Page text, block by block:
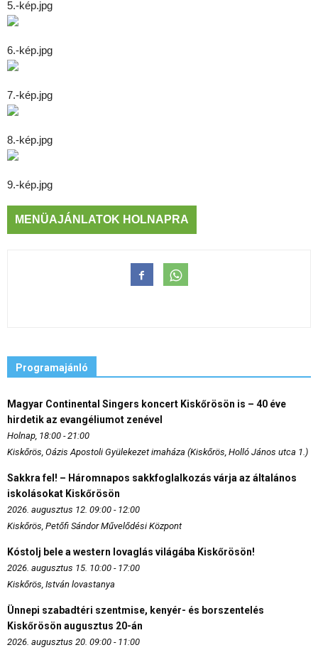
5.-kép.jpg
6.-kép.jpg
7.-kép.jpg
8.-kép.jpg
9.-kép.jpg
MENÜAJÁNLATOK HOLNAPRA
Programajánló
Magyar Continental Singers koncert Kiskőrösön is – 40 éve
hirdetik az evangéliumot zenével
Holnap, 18:00 - 21:00
Kiskőrös, Oázis Apostoli Gyülekezet imaháza (Kiskőrös, Holló János utca 1.)
Sakkra fel! – Háromnapos sakkfoglalkozás várja az általános
iskolásokat Kiskőrösön
2026. augusztus 12. 09:00 - 12:00
Kiskőrös, Petőfi Sándor Művelődési Központ
Kóstolj bele a western lovaglás világába Kiskőrösön!
2026. augusztus 15. 10:00 - 17:00
Kiskőrös, István lovastanya
Ünnepi szabadtéri szentmise, kenyér- és borszentelés
Kiskőrösön augusztus 20-án
2026. augusztus 20. 09:00 - 11:00